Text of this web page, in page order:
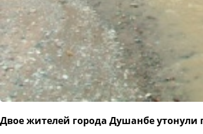
Двое жителей города Душанбе